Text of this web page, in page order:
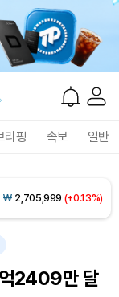
리핑 속보 일반
₩ 2,705,999 (+0.13%)
₩852,864(+2.14%)
2409만 달